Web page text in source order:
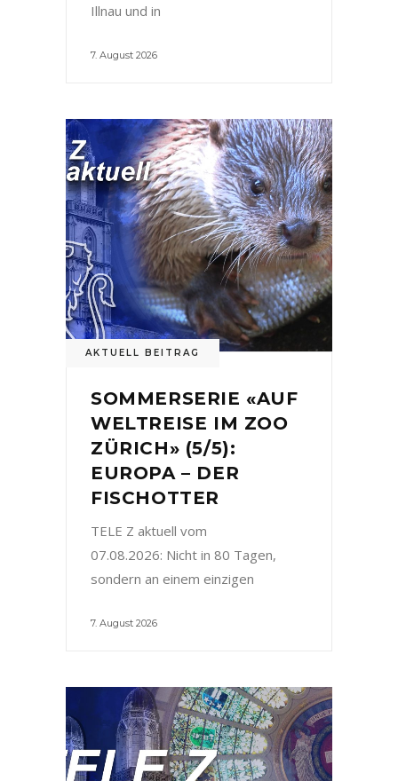
Illnau und in
7. August 2026
AKTUELL BEITRAG
SOMMERSERIE «AUF
WELTREISE IM ZOO
ZÜRICH» (5/5):
EUROPA – DER
FISCHOTTER
TELE Z aktuell vom
07.08.2026: Nicht in 80 Tagen,
sondern an einem einzigen
7. August 2026